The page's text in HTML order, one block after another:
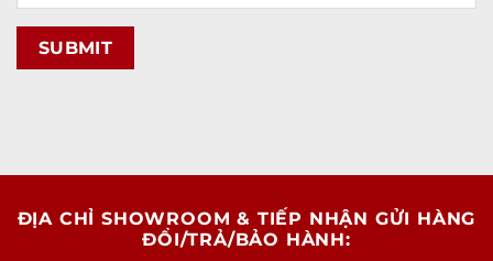
ĐỊA CHỈ SHOWROOM & TIẾP NHẬN GỬI HÀNG
ĐỔI/TRẢ/BẢO HÀNH: